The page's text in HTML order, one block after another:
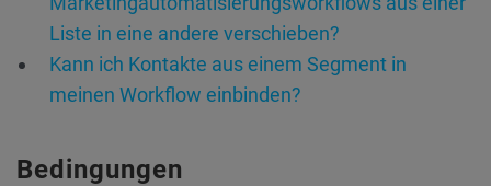
Liste in eine andere verschieben?
Kann ich Kontakte aus einem Segment in
meinen Workflow einbinden?
Bedingungen